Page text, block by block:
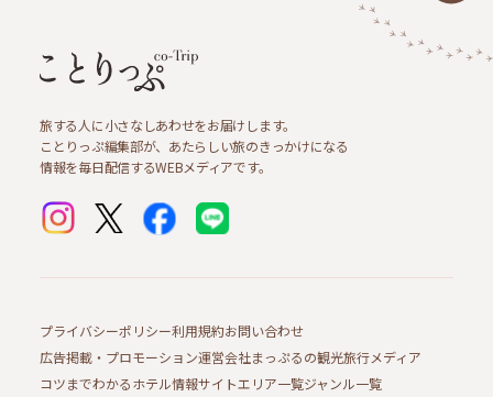
旅する人に小さなしあわせをお届けします。
ことりっぷ編集部が、あたらしい旅のきっかけになる
情報を毎日配信するWEBメディアです。
プライバシーポリシー利用規約お問い合わせ
広告掲載・プロモーション運営会社まっぷるの観光旅行メディア
コツまでわかるホテル情報サイトエリア一覧ジャンル一覧